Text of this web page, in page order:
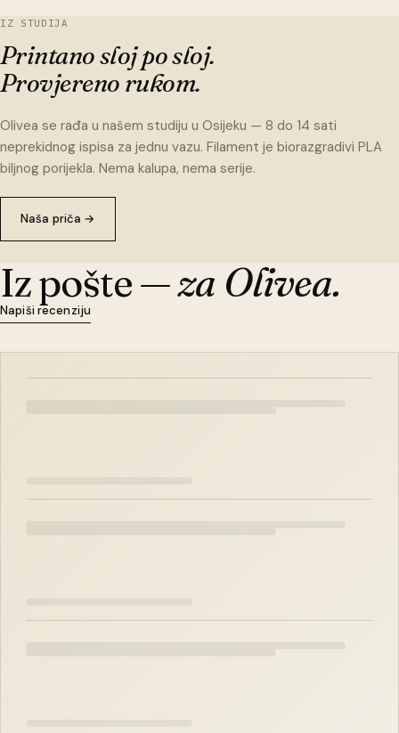
IZ STUDIJA
Printano sloj po sloj.
Provjereno rukom.
Olivea se rađa u našem studiju u Osijeku — 8 do 14 sati
neprekidnog ispisa za jednu vazu. Filament je biorazgradivi PLA
biljnog porijekla. Nema kalupa, nema serije.
Naša priča →
Iz pošte —za Olivea.
Napiši recenziju